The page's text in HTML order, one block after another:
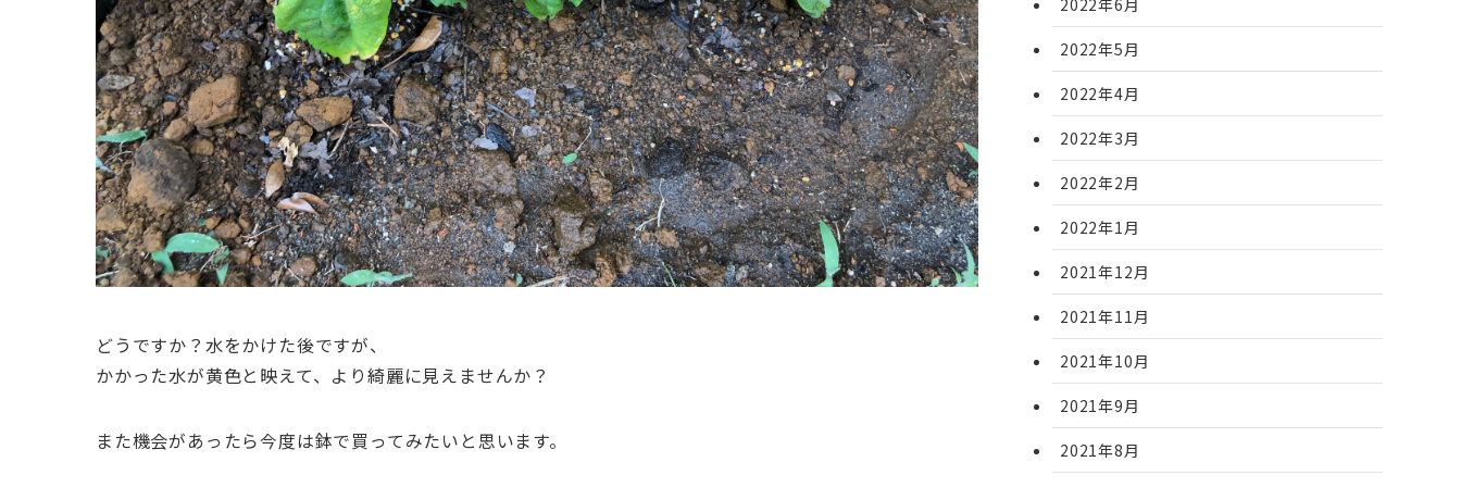
どうですか？水をかけた後ですが、
かかった水が黄色と映えて、より綺麗に見えませんか？
また機会があったら今度は鉢で買ってみたいと思います。
2022年5月
2022年4月
2022年3月
2022年2月
2022年1月
2021年12月
2021年11月
2021年10月
2021年9月
2021年8月